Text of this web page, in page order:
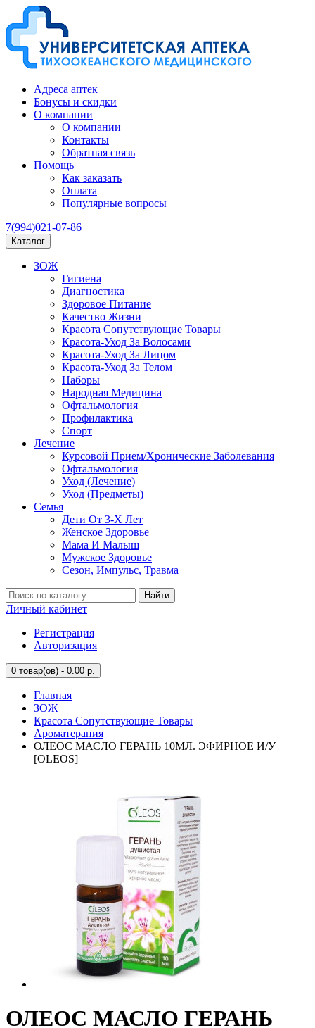
Адреса аптек
Бонусы и скидки
О компании
О компании
Контакты
Обратная связь
Помощь
Как заказать
Оплата
Популярные вопросы
7(994)021-07-86
Каталог
ЗОЖ
Гигиена
Диагностика
Здоровое Питание
Качество Жизни
Красота Сопутствующие Товары
Красота-Уход За Волосами
Красота-Уход За Лицом
Красота-Уход За Телом
Наборы
Народная Медицина
Офтальмология
Профилактика
Спорт
Лечение
Курсовой Прием/Хронические Заболевания
Офтальмология
Уход (Лечение)
Уход (Предметы)
Семья
Дети От 3-Х Лет
Женское Здоровье
Мама И Малыш
Мужское Здоровье
Сезон, Импульс, Травма
Найти
Личный кабинет
Регистрация
Авторизация
0 товар(ов) - 0.00 р.
Главная
ЗОЖ
Красота Сопутствующие Товары
Ароматерапия
ОЛЕОС МАСЛО ГЕРАНЬ 10МЛ. ЭФИРНОЕ И/У
[OLEOS]
ОЛЕОС МАСЛО ГЕРАНЬ